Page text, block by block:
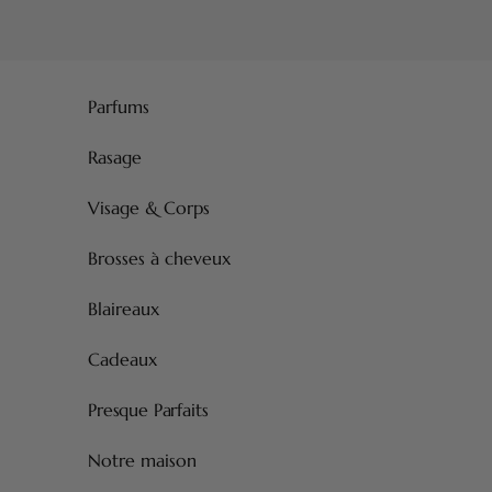
Parfums
Rasage
Visage & Corps
Brosses à cheveux
Blaireaux
Cadeaux
Presque Parfaits
Notre maison